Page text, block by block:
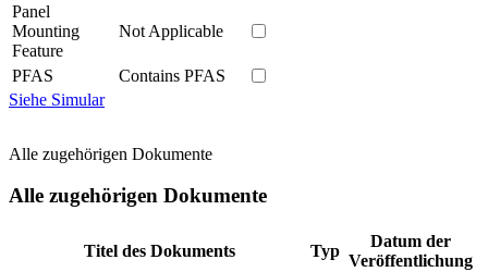
Panel
Mounting
Feature
Not Applicable
PFAS
Contains PFAS
Siehe Simular
Alle zugehörigen Dokumente
Alle zugehörigen Dokumente
Titel des Dokuments Typ
Datum der
Veröffentlichung